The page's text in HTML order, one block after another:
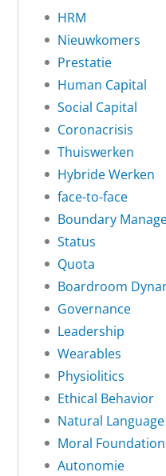
HRM
Nieuwkomers
Prestatie
Human Capital
Social Capital
Coronacrisis
Thuiswerken
Hybride Werken
face-to-face
Boundary
Status
Quota
Boardroom
Governance
Leadership
Wearables
Physiolitics
Ethical Behavior
Natural
Moral
Autonomie